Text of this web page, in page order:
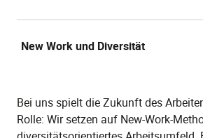
New Work und Diversität
Bei uns spielt die Zukunft des
Rolle: Wir setzen auf New-Work-